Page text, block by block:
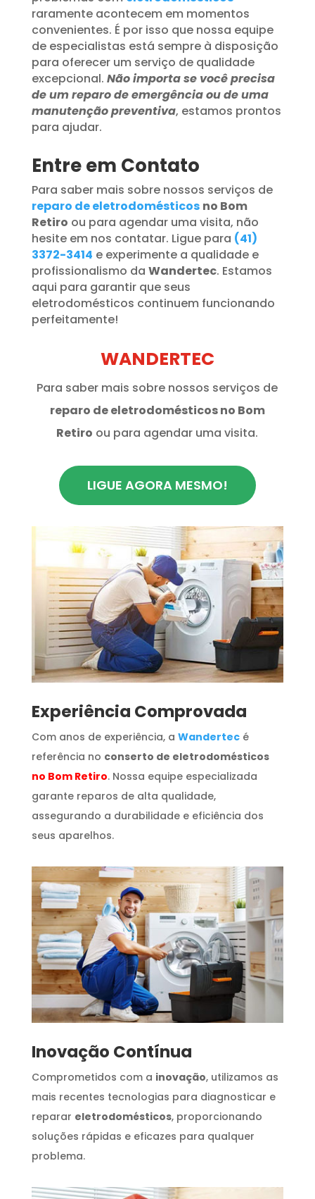
raramente acontecem em momentos
convenientes. É por isso que nossa equipe
de especialistas está sempre à disposição
para oferecer um serviço de qualidade
excepcional. Não importa se você precisa
de um reparo de emergência ou de uma
manutenção preventiva, estamos prontos
para ajudar.
Entre em Contato
Para saber mais sobre nossos serviços de
reparo de eletrodomésticos no Bom
Retiro ou para agendar uma visita, não
hesite em nos contatar. Ligue para (41)
3372-3414 e experimente a qualidade e
profissionalismo da Wandertec. Estamos
aqui para garantir que seus
eletrodomésticos continuem funcionando
perfeitamente!
WANDERTEC
Para saber mais sobre nossos serviços de
reparo de eletrodomésticos no Bom
Retiro ou para agendar uma visita.
LIGUE AGORA MESMO!
​Experiência Comprovada
Com anos de experiência, a Wandertecé
referência no conserto de eletrodomésticos
no Bom Retiro. Nossa equipe especializada
garante reparos de alta qualidade,
assegurando a durabilidade e eficiência dos
seus aparelhos.
Inovação Contínua
Comprometidos com a inovação, utilizamos as
mais recentes tecnologias para diagnosticar e
reparar eletrodomésticos, proporcionando
soluções rápidas e eficazes para qualquer
problema.